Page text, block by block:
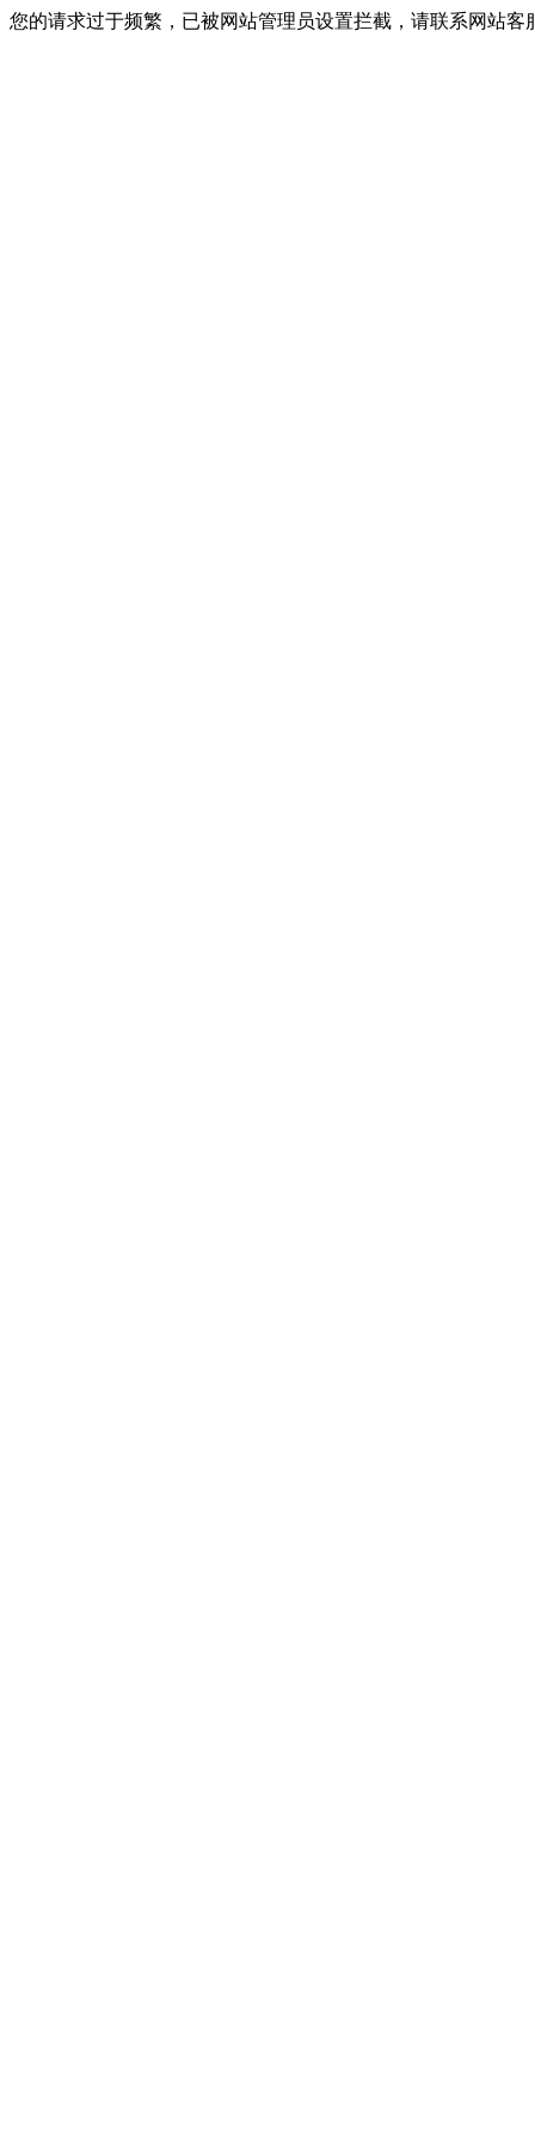
您的请求过于频繁，已被网站管理员设置拦截，请联系网站客